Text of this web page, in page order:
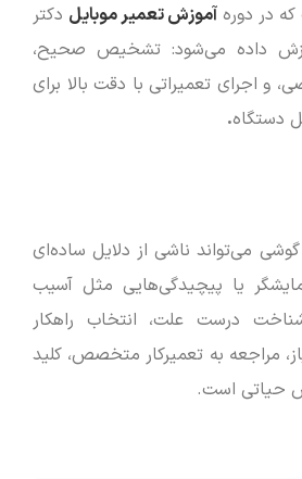
در دوره آموزش تعمیر موبایل دکتر
داده می‌شود: تشخیص صحیح،
و اجرای تعمیراتی با دقت بالا برای
دستگاه.
می‌تواند ناشی از دلایل ساده‌ای
یا پیچیدگی‌هایی مثل آسیب
درست علت، انتخاب راهکار
مراجعه به تعمیرکار متخصص، کلید
حیاتی است.